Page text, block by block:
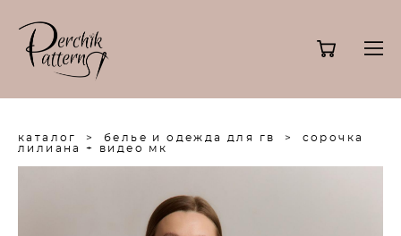
каталог > белье и одежда для гв >
сорочка
лилиана + видео мк